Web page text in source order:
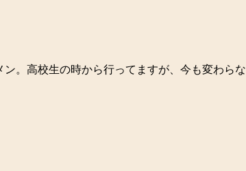
。高校生の時から行ってますが、今も変わらな